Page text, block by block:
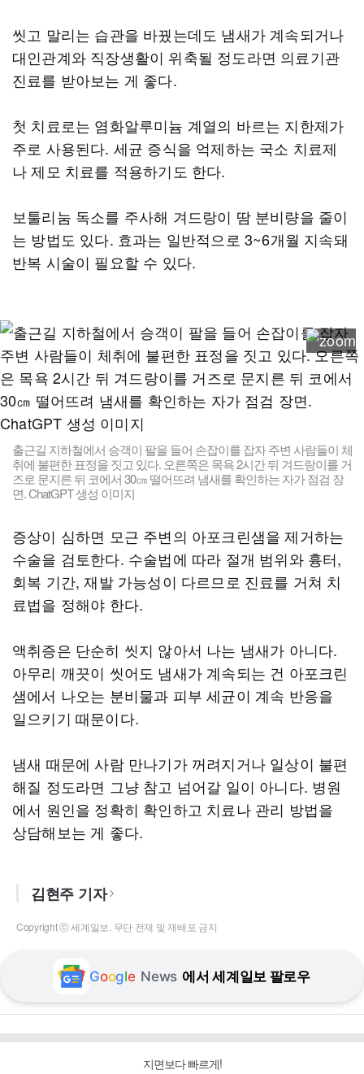
씻고 말리는 습관을 바꿨는데도 냄새가 계속되거나
대인관계와 직장생활이 위축될 정도라면 의료기관
진료를 받아보는 게 좋다.
첫 치료로는 염화알루미늄 계열의 바르는 지한제가
주로 사용된다. 세균 증식을 억제하는 국소 치료제
나 제모 치료를 적용하기도 한다.
보툴리눔 독소를 주사해 겨드랑이 땀 분비량을 줄이
는 방법도 있다. 효과는 일반적으로 3~6개월 지속돼
반복 시술이 필요할 수 있다.
출근길 지하철에서 승객이 팔을 들어 손잡이를 잡자 주변 사람들이 체
취에 불편한 표정을 짓고 있다. 오른쪽은 목욕 2시간 뒤 겨드랑이를 거
즈로 문지른 뒤 코에서 30㎝ 떨어뜨려 냄새를 확인하는 자가 점검 장
면. ChatGPT 생성 이미지
증상이 심하면 모근 주변의 아포크린샘을 제거하는
수술을 검토한다. 수술법에 따라 절개 범위와 흉터,
회복 기간, 재발 가능성이 다르므로 진료를 거쳐 치
료법을 정해야 한다.
액취증은 단순히 씻지 않아서 나는 냄새가 아니다.
아무리 깨끗이 씻어도 냄새가 계속되는 건 아포크린
샘에서 나오는 분비물과 피부 세균이 계속 반응을
일으키기 때문이다.
냄새 때문에 사람 만나기가 꺼려지거나 일상이 불편
해질 정도라면 그냥 참고 넘어갈 일이 아니다. 병원
에서 원인을 정확히 확인하고 치료나 관리 방법을
상담해보는 게 좋다.
김현주 기자
Copyright ⓒ 세계일보. 무단 전재 및 재배포 금지
Google News 에서 세계일보 팔로우
지면보다 빠르게!